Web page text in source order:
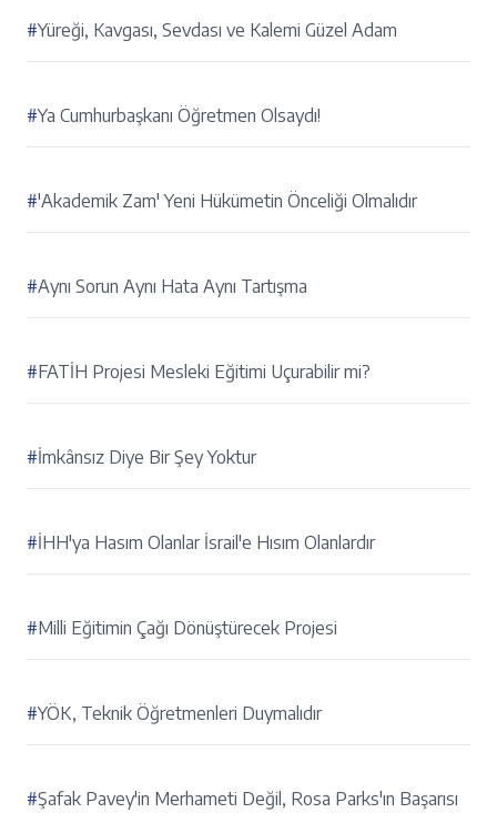
#Yüreği, Kavgası, Sevdası ve Kalemi Güzel Adam
#Ya Cumhurbaşkanı Öğretmen Olsaydı!
#'Akademik Zam' Yeni Hükümetin Önceliği Olmalıdır
#Aynı Sorun Aynı Hata Aynı Tartışma
#FATİH Projesi Mesleki Eğitimi Uçurabilir mi?
#İmkânsız Diye Bir Şey Yoktur
#İHH'ya Hasım Olanlar İsrail'e Hısım Olanlardır
#Milli Eğitimin Çağı Dönüştürecek Projesi
#YÖK, Teknik Öğretmenleri Duymalıdır
#Şafak Pavey'in Merhameti Değil, Rosa Parks'ın Başarısı